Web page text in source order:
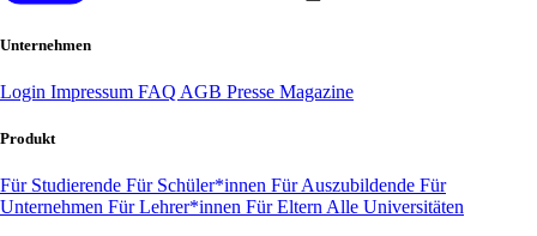
Unternehmen
Login Impressum FAQ AGB Presse Magazine
Produkt
Für Studierende Für Schüler*innen Für Auszubildende Für
Unternehmen Für Lehrer*innen Für Eltern Alle Universitäten